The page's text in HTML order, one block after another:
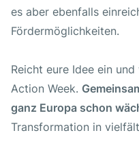
es aber ebenfalls
Fördermöglichkeiten.
Reicht eure Idee ein
Action Week.
ganz Europa schon
Transformation in